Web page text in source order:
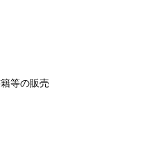
等の販売